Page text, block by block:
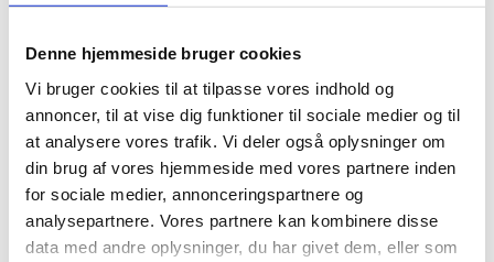
Denne hjemmeside bruger cookies
Vi bruger cookies til at tilpasse vores indhold og
annoncer, til at vise dig funktioner til sociale medier og til
at analysere vores trafik. Vi deler også oplysninger om
din brug af vores hjemmeside med vores partnere inden
for sociale medier, annonceringspartnere og
analysepartnere. Vores partnere kan kombinere disse
data med andre oplysninger, du har givet dem, eller som